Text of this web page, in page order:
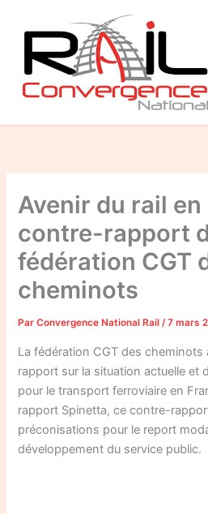
contenu
Avenir du rail en
contre-rapport
fédération CGT
cheminots
ParConvergence National Rail/7 mars
La fédération CGT des
rapport sur la situation actuelle et
pour le transport ferroviaire en
rapport Spinetta, ce contre-
préconisations pour le report
développement du service public.